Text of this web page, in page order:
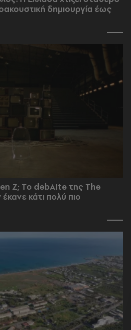
δημιουργία έως
Z; Το debAIte της The
κάτι πολύ πιο